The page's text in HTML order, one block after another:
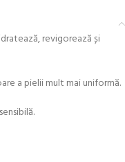
revigorează și
a pielii mult mai uniformă.